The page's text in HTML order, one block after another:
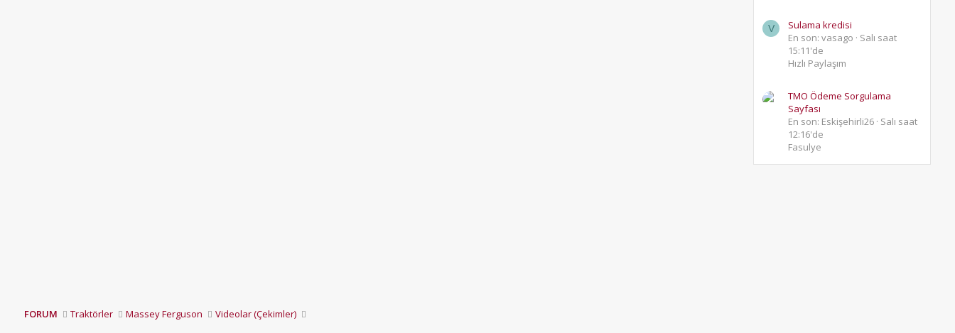
V
Sulama kredisi
En son: vasago
Salı saat
15:11'de
Hızlı Paylaşım
TMO Ödeme Sorgulama
Sayfası
En son: Eskişehirli26 Salı saat
12:16'de
Fasulye
FORUM Traktörler Massey Ferguson Videolar (Çekimler)